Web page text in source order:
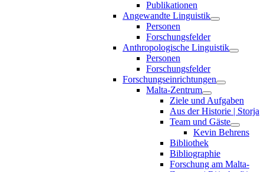
Publikationen
Angewandte Linguistik
Personen
Forschungsfelder
Anthropologische Linguistik
Personen
Forschungsfelder
Forschungseinrichtungen
Malta-Zentrum
Ziele und Aufgaben
Aus der Historie | Storja
Team und Gäste
Kevin Behrens
Bibliothek
Bibliographie
Forschung am Malta-